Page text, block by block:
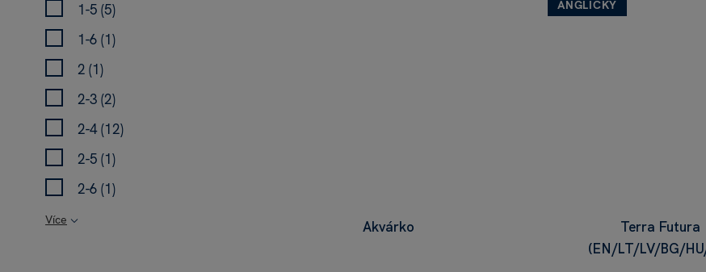
1-5 (5)
1-6 (1)
2 (1)
2-3 (2)
2-4 (12)
2-5 (1)
2-6 (1)
Více Akvárko
ANGLICKY
Terra Futura
(EN/LT/LV/BG/